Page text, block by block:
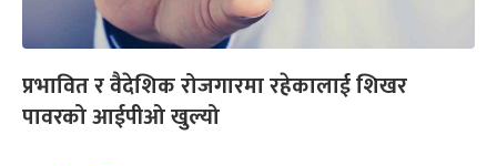
प्रभावित र वैदेशिक रोजगारमा रहेकालाई शिखर
पावरको आईपीओ खुल्यो